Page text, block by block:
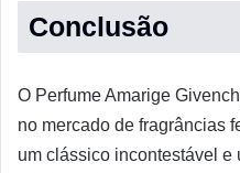
Conclusão
O Perfume Amarige
no mercado de fragrâncias
um clássico incontestável e